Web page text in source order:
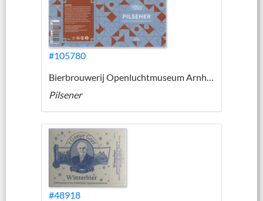
#105780
Bierbrouwerij Openluchtmuseum Arnhem
Pilsener
#48918